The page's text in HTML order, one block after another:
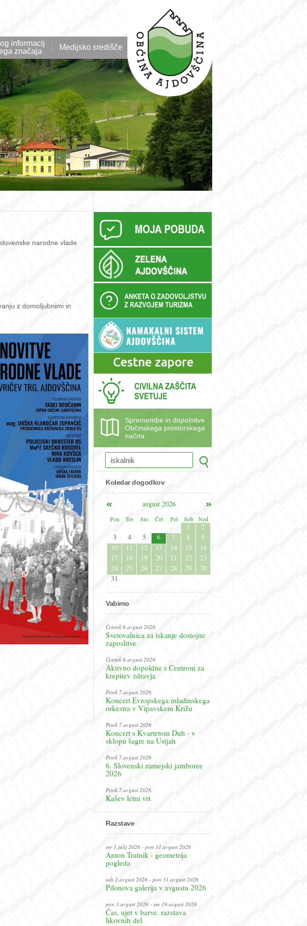
informacij
značaja
Medijsko središče
narodne vlade
z domoljubnimi in
Spremembe in dopolnitve
Občinskega prostorskega
načrta
Koledar dogodkov
avgust 2026
Pon
Tor Sre Čet Pet Sob Ned
1
2
3
4 5 6 7 8
9
10
11 12 13 14 15
16
17
18 19 20 21 22
23
24
25 26 27 28 29
30
31
Vabimo
Četrtek 6.avgust 2026
Svetovalnica za iskanje dostojne
zaposlitve
Četrtek 6.avgust 2026
Aktivno dopoldne s Centrom za
krepitev zdravja
Petek 7.avgust 2026
Koncert Evropskega mladinskega
orkestra v Vipavskem Križu
Petek 7.avgust 2026
Koncert s Kvartetom Duh - v
sklopu šagre na Ustjah
Petek 7.avgust 2026
6. Slovenski zamejski jamboree
2026
Petek 7.avgust 2026
Kašev letni vrt
Razstave
sre 1.julij 2026 - pon 31.avgust 2026
Anton Tratnik - geometrija
pogleda
sob 1.avgust 2026 - pon 31.avgust 2026
Pilonova galerija v avgustu 2026
pon 3.avgust 2026 - sre 19.avgust 2026
Čas, ujet v barve. razstava
likovnih del